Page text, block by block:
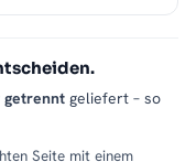
getrennt geliefert – so
Seite mit einem